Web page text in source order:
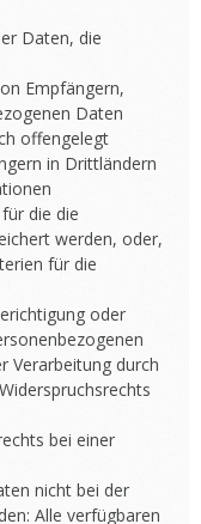
Daten, die
Empfängern,
Daten
offengelegt
in Drittländern
die die
werden, oder,
für die
oder
Verarbeitung durch
bei einer
nicht bei der
Alle verfügbaren